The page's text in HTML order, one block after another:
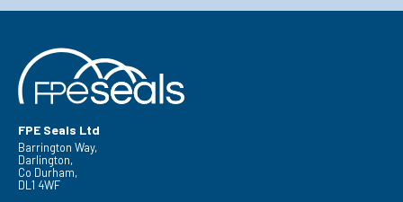
FPE Seals Ltd
Barrington Way,
Darlington,
Co Durham,
DL1 4WF